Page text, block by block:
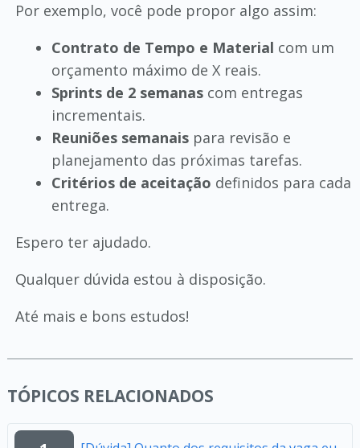
Por exemplo, você pode propor algo assim:
Contrato de Tempo e Material com um
orçamento máximo de X reais.
Sprints de 2 semanascom entregas
incrementais.
Reuniões semanaispara revisão e
planejamento das próximas tarefas.
Critérios de aceitação definidos para cada
entrega.
Espero ter ajudado.
Qualquer dúvida estou à disposição.
Até mais e bons estudos!
TÓPICOS RELACIONADOS